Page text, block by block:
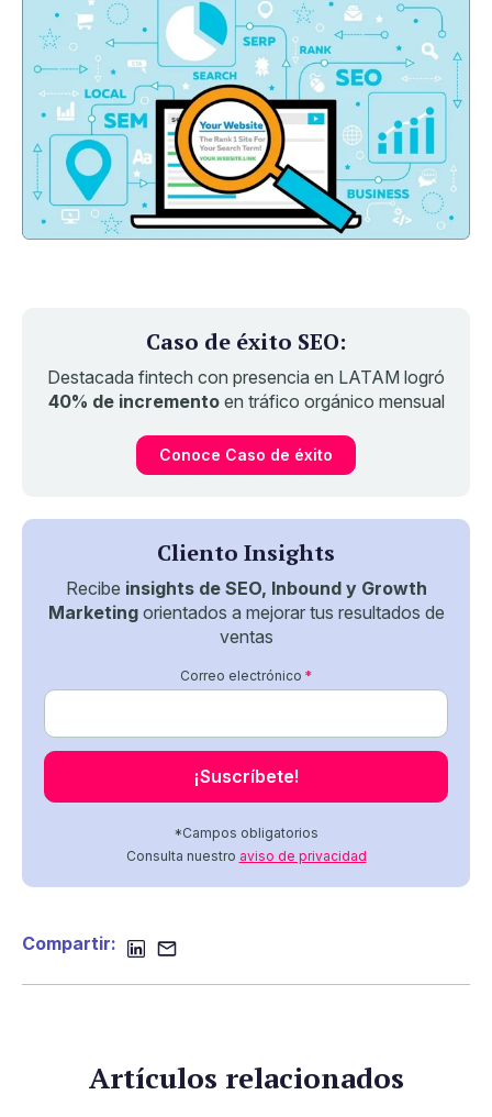
Caso de éxito SEO:
Destacada fintech con presencia en LATAM logró
40% de incrementoen tráfico orgánico mensual
Conoce Caso de éxito
Cliento Insights
Recibe insights de SEO, Inbound y Growth
Marketingorientados a mejorar tus resultados de
ventas
Correo electrónico *
*Campos obligatorios
Consulta nuestro aviso de privacidad
Compartir:
Artículos relacionados